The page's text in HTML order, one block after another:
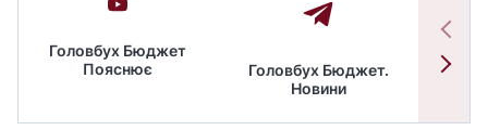
Головбух Бюджет
Пояснює
Головбух Бюджет.
Новини